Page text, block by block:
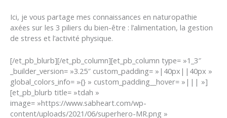
Ici, je vous partage mes connaissances en naturopathie
axées sur les 3 piliers du bien-être : l’alimentation, la gestion
de stress et l’activité physique.
[/et_pb_blurb][/et_pb_column][et_pb_column type= »1_3″
_builder_version= »3.25″ custom_padding= »|40px||40px »
global_colors_info= »{} » custom_padding__hover= »||| »]
[et_pb_blurb title= »tdah »
image= »https://www.sabheart.com/wp-
content/uploads/2021/06/superhero-MR.png »